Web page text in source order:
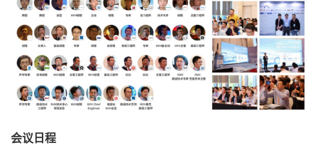
会议日程